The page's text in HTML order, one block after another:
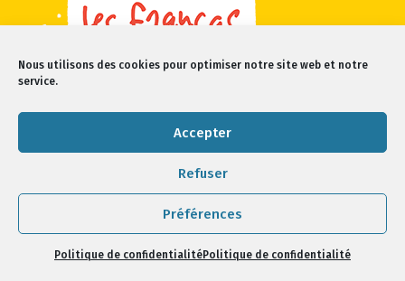
Nous utilisons des cookies pour optimiser notre site web et notre
service.
Accepter
Refuser
Préférences
Politique de confidentialitéPolitique de confidentialité